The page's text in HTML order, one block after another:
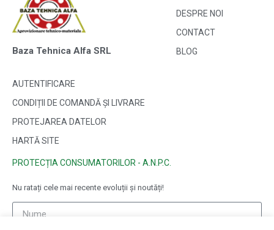
Baza Tehnica Alfa SRL
DESPRE NOI
CONTACT
BLOG
AUTENTIFICARE
CONDIȚII DE COMANDĂ ȘI LIVRARE
PROTEJAREA DATELOR
HARTĂ SITE
PROTECȚIA CONSUMATORILOR - A.N.P.C.
Nu ratați cele mai recente evoluții și noutăți!